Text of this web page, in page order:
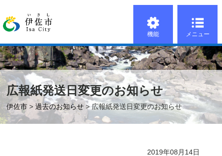
機能 メニュー
広報紙発送日変更のお知らせ
伊佐市 >過去のお知らせ > 広報紙発送日変更のお知らせ
2019年08月14日